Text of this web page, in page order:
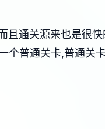
且通关源来也是很
个普通关卡,普通关